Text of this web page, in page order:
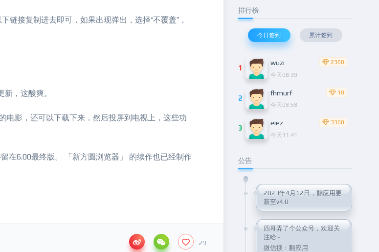
链接复制进去即可，如果出现弹出，选择“不覆盖”，
，这酸爽。
电影，还可以下载下来，然后投屏到电视上，这些功
在6.00最终版。 「新方圆浏览器」 的续作也已经制作
29
排行榜
今日签到 累计签到
1
wuzi
今天08:39
2360
2
fhmurf
今天08:58
10
3
eiez
今天11:41
3300
公告
2023年4月12日，翻应用更
新至v4.0
四哥弄了个公众号，欢迎关
注哈~
微信搜：翻应用